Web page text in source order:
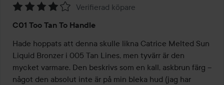
4
av
5
Verifierad köpare
C01 Too Tan To Handle
Hade hoppats att denna skulle likna Catrice Melted Sun
Liquid Bronzer i 005 Tan Lines, men tyvärr är den
mycket varmare. Den beskrivs som en kall, askbrun färg –
något den absolut inte är på min bleka hud (jag har